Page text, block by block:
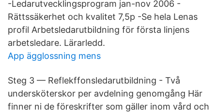
-Ledarutvecklingsprogram jan-nov 2006 -
Rättssäkerhet och kvalitet 7,5p -Se hela Lenas
profil Arbetsledarutbildning för första linjens
arbetsledare. Lärarledd.
App ägglossning mens
Steg 3 — Reflekffonsledarutbildning - Två
undersköterskor per avdelning genomgång Här
finner ni de föreskrifter som gäller inom vård och